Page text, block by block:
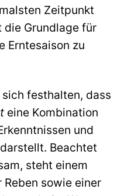
Zeitpunkt
die Grundlage für
Erntesaison zu
festhalten, dass
eine Kombination
und
Beachtet
steht einem
sowie einer